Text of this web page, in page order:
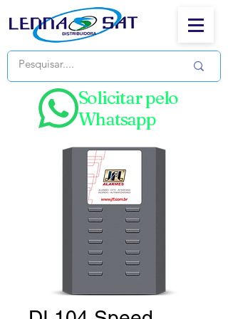
Solicitar pelo
Whatsapp